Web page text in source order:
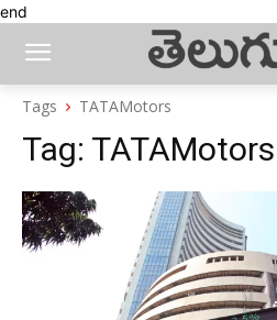
end
Tags TATAMotors
Tag: TATAMotors